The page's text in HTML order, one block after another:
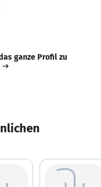
ganze Profil zu